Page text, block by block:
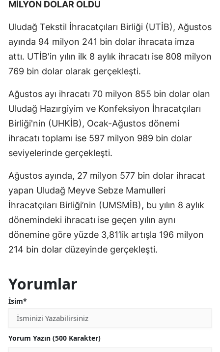
MİLYON DOLAR OLDU
Uludağ Tekstil İhracatçıları Birliği (UTİB), Ağustos
ayında 94 milyon 241 bin dolar ihracata imza
attı. UTİB'in yılın ilk 8 aylık ihracatı ise 808 milyon
769 bin dolar olarak gerçekleşti.
Ağustos ayı ihracatı 70 milyon 855 bin dolar olan
Uludağ Hazırgiyim ve Konfeksiyon İhracatçıları
Birliği'nin (UHKİB), Ocak-Ağustos dönemi
ihracatı toplamı ise 597 milyon 989 bin dolar
seviyelerinde gerçekleşti.
Ağustos ayında, 27 milyon 577 bin dolar ihracat
yapan Uludağ Meyve Sebze Mamulleri
İhracatçıları Birliği’nin (UMSMİB), bu yılın 8 aylık
dönemindeki ihracatı ise geçen yılın aynı
dönemine göre yüzde 3,81’lik artışla 196 milyon
214 bin dolar düzeyinde gerçekleşti.
Yorumlar
İsim*
Yorum Yazın (500 Karakter)